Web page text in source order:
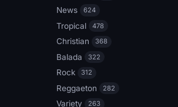
News 624
Tropical 478
Christian 368
Balada 322
Rock 312
Reggaeton 282
Variety 263